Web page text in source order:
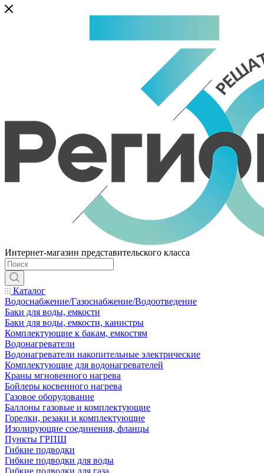
Интернет-магазин представительского класса
Каталог
Водоснабжение/Газоснабжение/Водоотведение
Баки для воды, емкости
Баки для воды, емкости, канистры
Комплектующие к бакам, емкостям
Водонагреватели
Водонагреватели накопительные электрические
Комплектующие для водонагревателей
Краны мгновенного нагрева
Бойлеры косвенного нагрева
Газовое оборудование
Баллоны газовые и комплектующие
Горелки, резаки и комплектующие
Изолирующие соединения, фланцы
Пункты ГРПШ
Гибкие подводки
Гибкие подводки для воды
Гибкие подводки для газа